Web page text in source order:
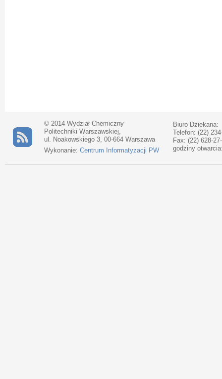
© 2014 Wydział Chemiczny
Politechniki Warszawskiej,
ul. Noakowskiego 3, 00-664 Warszawa
Wykonanie: Centrum Informatyzacji PW
Biuro Dziekana:
Telefon: (22)
Fax: (22) 628-
godziny